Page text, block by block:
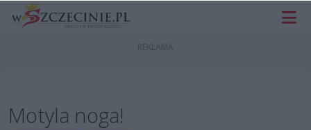
Motyla noga!